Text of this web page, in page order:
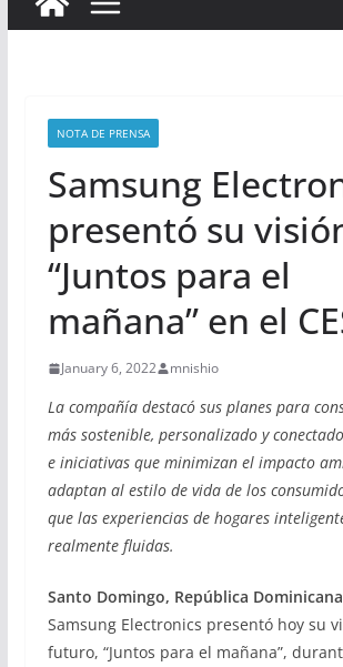
NOTA DE PRENSA
Samsung
presentó su
“Juntos para el
mañana” en el
January 6, 2022 mnishio
La compañía destacó sus planes para
más sostenible, personalizado y
e iniciativas que minimizan el impacto
adaptan al estilo de vida de los
que las experiencias de hogares
realmente fluidas.
Santo Domingo, República
Samsung Electronics presentó hoy su
futuro, “Juntos para el mañana”,